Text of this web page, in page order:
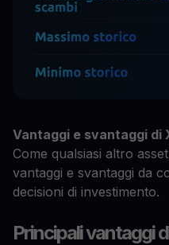
Vantaggi e svantaggi di
Come qualsiasi altro
vantaggi e svantaggi da
decisioni di investimento.
Principali vantaggi